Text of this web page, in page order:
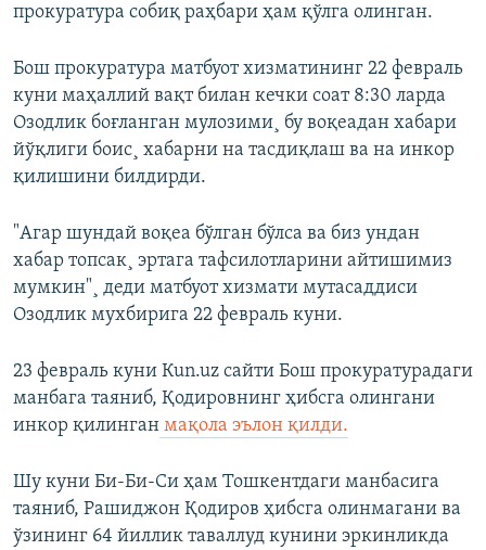
прокуратура собиқ раҳбари ҳам қўлга олинган.
Бош прокуратура матбуот хизматининг 22 февраль
куни маҳаллий вақт билан кечки соат 8:30 ларда
Озодлик боғланган мулозими¸ бу воқеадан хабари
йўқлиги боис¸ хабарни на тасдиқлаш ва на инкор
қилишини билдирди.
"Агар шундай воқеа бўлган бўлса ва биз ундан
хабар топсак¸ эртага тафсилотларини айтишимиз
мумкин"¸ деди матбуот хизмати мутасаддиси
Озодлик мухбирига 22 февраль куни.
23 февраль куни Кun.uz сайти Бош прокуратурадаги
манбага таяниб, Қодировнинг ҳибсга олингани
инкор қилинган мақола эълон қилди.
Шу куни Би-Би-Си ҳам Тошкентдаги манбасига
таяниб, Рашиджон Қодиров ҳибсга олинмагани ва
ўзининг 64 йиллик таваллуд кунини эркинликда